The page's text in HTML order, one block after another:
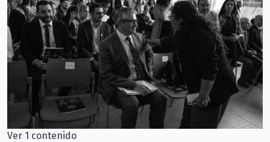
Ver 1 contenido